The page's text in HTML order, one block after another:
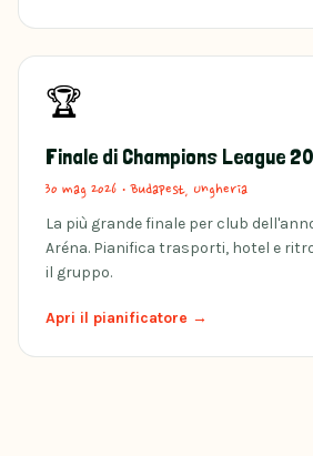
🏆
Finale di Champions League
30 mag 2026 ·Budapest, Ungheria
La più grande finale per club
Aréna. Pianifica trasporti, hotel e
il gruppo.
Apri il pianificatore →